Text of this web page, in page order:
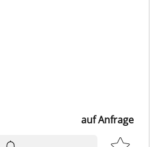
auf Anfrage